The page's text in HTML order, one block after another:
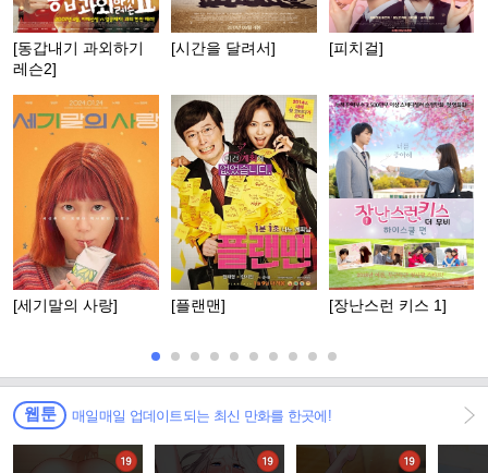
[동갑내기 과외하기
레슨2]
[시간을 달려서] [피치걸]
[세기말의 사랑] [플랜맨] [장난스런 키스 1]
웹툰 매일매일 업데이트되는 최신 만화를 한곳에!